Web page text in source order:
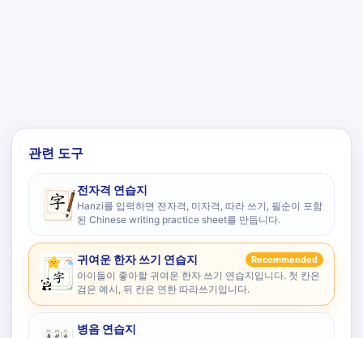
관련 도구
전자격 연습지
Hanzi를 입력하면 전자격, 미자격, 따라 쓰기, 필순이 포함
된 Chinese writing practice sheet를 만듭니다.
귀여운 한자 쓰기 연습지 Recommended
아이들이 좋아할 귀여운 한자 쓰기 연습지입니다. 첫 칸은
검은 예시, 뒤 칸은 연한 따라쓰기입니다.
병음 연습지